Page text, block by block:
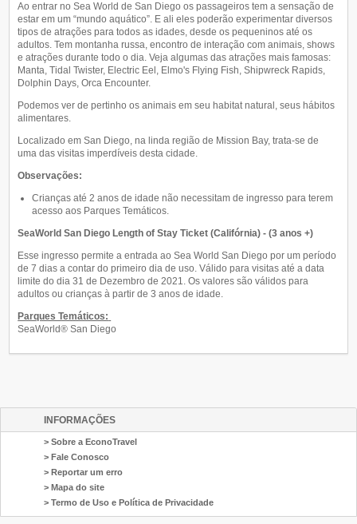
Ao entrar no Sea World de San Diego os passageiros tem a sensação de
estar em um “mundo aquático”. E ali eles poderão experimentar diversos
tipos de atrações para todos as idades, desde os pequeninos até os
adultos. Tem montanha russa, encontro de interação com animais, shows
e atrações durante todo o dia. Veja algumas das atrações mais famosas:
Manta, Tidal Twister, Electric Eel, Elmo's Flying Fish, Shipwreck Rapids,
Dolphin Days, Orca Encounter.
Podemos ver de pertinho os animais em seu habitat natural, seus hábitos
alimentares.
Localizado em San Diego, na linda região de Mission Bay, trata-se de
uma das visitas imperdíveis desta cidade.
Observações:
Crianças até 2 anos de idade não necessitam de ingresso para terem
acesso aos Parques Temáticos.
SeaWorld San Diego Length of Stay Ticket (Califórnia) - (3 anos +)
Esse ingresso permite a entrada ao Sea World San Diego por um período
de 7 dias a contar do primeiro dia de uso. Válido para visitas até a data
limite do dia 31 de Dezembro de 2021. Os valores são válidos para
adultos ou crianças à partir de 3 anos de idade.
Parques Temáticos:
SeaWorld® San Diego
INFORMAÇÕES
> Sobre a EconoTravel
> Fale Conosco
> Reportar um erro
> Mapa do site
> Termo de Uso e Política de Privacidade